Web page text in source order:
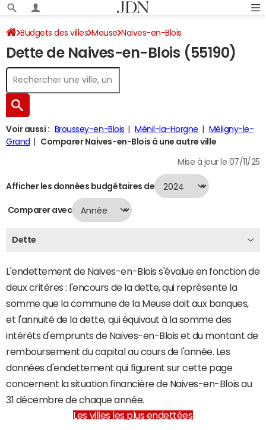
Budgets des villes Meuse Naives-en-Blois
Dette au 31/12/2024
Dette de Naives-en-Blois (55190)
Voir aussi : Broussey-en-Blois Ménil-la-Horgne
Méligny-le-
Grand
Comparer Naives-en-Blois à une autre ville
Mise à jour le 07/11/25
Afficher les données budgétaires de
Comparer avec
Dette
L'endettement de Naives-en-Blois s'évalue en fonction de
deux critères : l'encours de la dette, qui représente la
somme que la commune de la Meuse doit aux banques,
et l'annuité de la dette, qui équivaut à la somme des
intérêts d'emprunts de Naives-en-Blois et du montant de
remboursement du capital au cours de l'année. Les
données d'endettement qui figurent sur cette page
concernent la situation financière de Naives-en-Blois au
31 décembre de chaque année.
Les villes les plus endettées